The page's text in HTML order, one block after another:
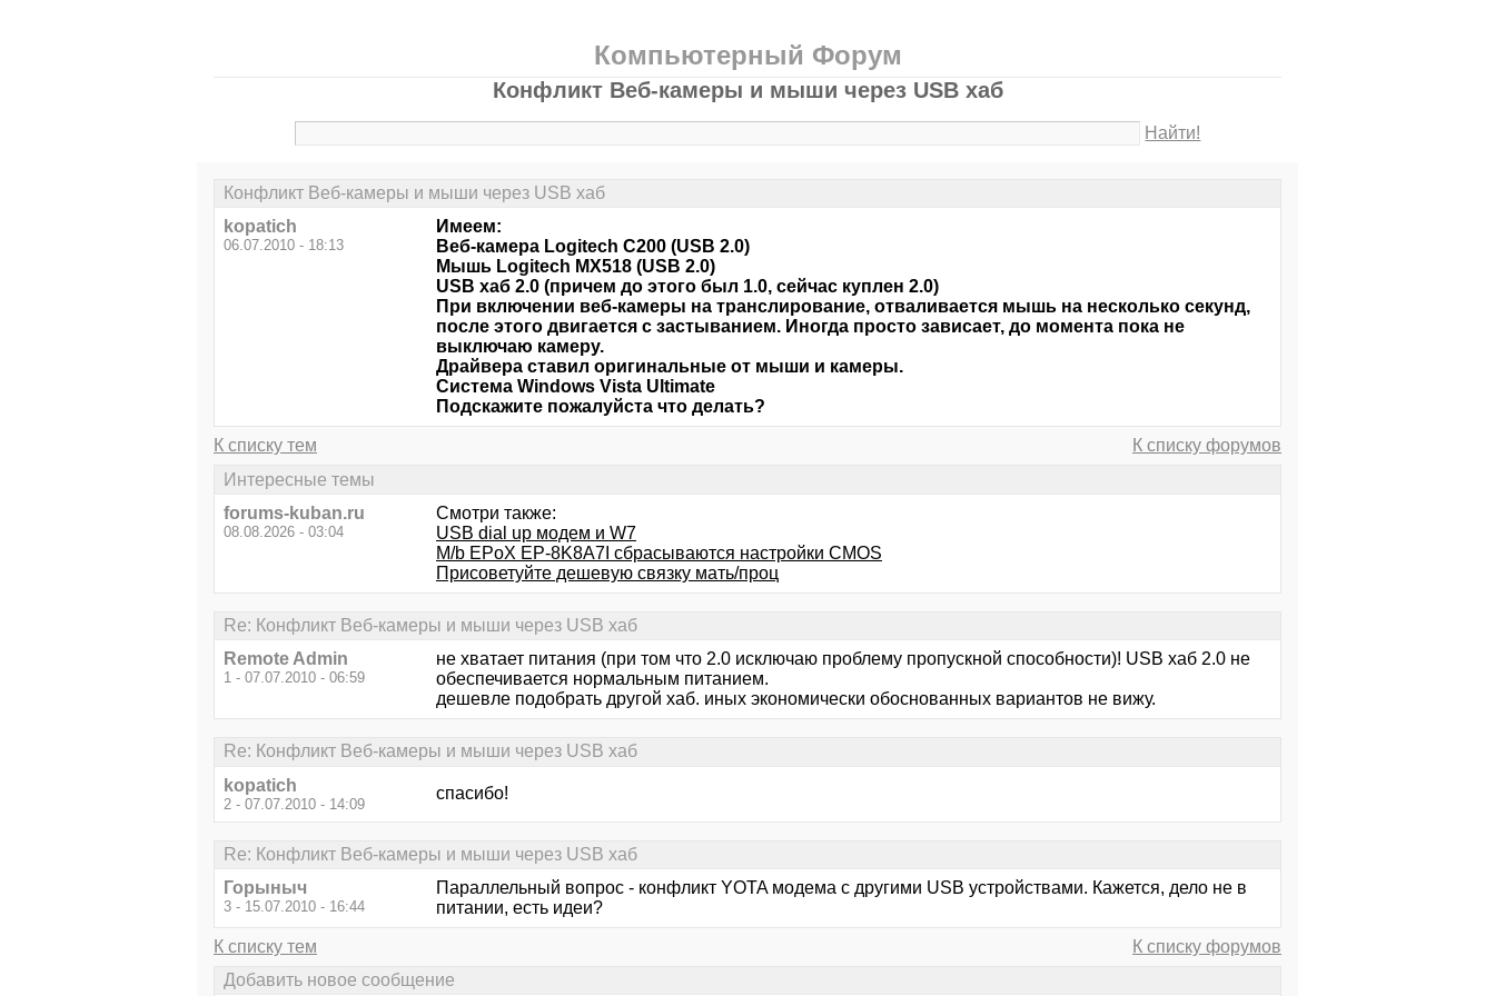
Компьютерный Форум
Конфликт Веб-камеры и мыши через USB хаб
Найти!
Конфликт Веб-камеры и мыши через USB хаб
kopatich
06.07.2010 - 18:13
Имеем:
Веб-камера Logitech C200 (USB 2.0)
Мышь Logitech MX518 (USB 2.0)
USB хаб 2.0 (причем до этого был 1.0, сейчас куплен 2.0)
При включении веб-камеры на транслирование, отваливается мышь на несколько секунд,
после этого двигается с застыванием. Иногда просто зависает, до момента пока не
выключаю камеру.
Драйвера ставил оригинальные от мыши и камеры.
Система Windows Vista Ultimate
Подскажите пожалуйста что делать?
К списку тем
К списку форумов
Интересные темы
forums-kuban.ru
08.08.2026 - 03:04
Смотри также:
USB dial up модем и W7
M/b EPoX EP-8K8A7I сбрасываются настройки CMOS
Присоветуйте дешевую связку мать/проц
Re: Конфликт Веб-камеры и мыши через USB хаб
Remote Admin
1 - 07.07.2010 - 06:59
не хватает питания (при том что 2.0 исключаю проблему пропускной способности)! USB хаб 2.0 не
обеспечивается нормальным питанием.
дешевле подобрать другой хаб. иных экономически обоснованных вариантов не вижу.
Re: Конфликт Веб-камеры и мыши через USB хаб
kopatich
2 - 07.07.2010 - 14:09
спасибо!
Re: Конфликт Веб-камеры и мыши через USB хаб
Горыныч
3 - 15.07.2010 - 16:44
Параллельный вопрос - конфликт YOTA модема с другими USB устройствами. Кажется, дело не в
питании, есть идеи?
К списку тем
К списку форумов
Добавить новое сообщение